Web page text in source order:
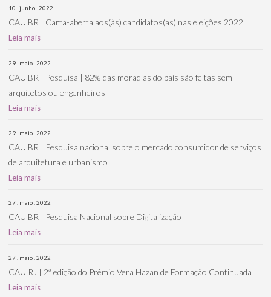
10 . junho . 2022
CAU BR | Carta-aberta aos(às) candidatos(as) nas eleições 2022
Leia mais
29 . maio . 2022
CAU BR | Pesquisa | 82% das moradias do país são feitas sem
arquitetos ou engenheiros
Leia mais
29 . maio . 2022
CAU BR | Pesquisa nacional sobre o mercado consumidor de serviços
de arquitetura e urbanismo
Leia mais
27 . maio . 2022
CAU BR | Pesquisa Nacional sobre Digitalização
Leia mais
27 . maio . 2022
CAU RJ | 2ª edição do Prêmio Vera Hazan de Formação Continuada
Leia mais